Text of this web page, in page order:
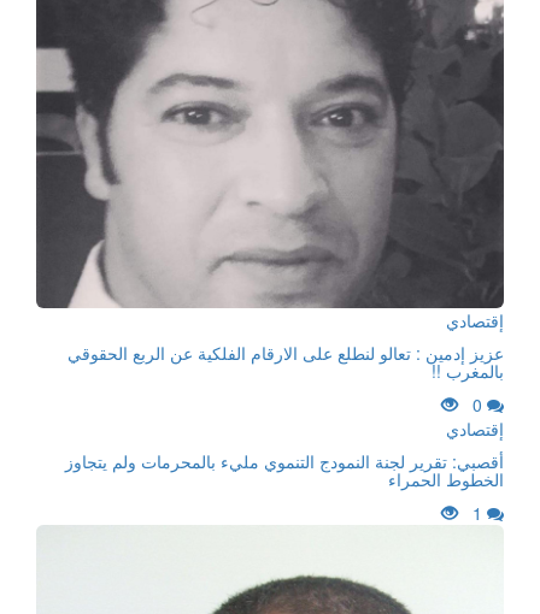
إقتصادي
عزيز إدمين : تعالو لنطلع على الارقام الفلكية عن الربع الحقوقي
بالمغرب !!
0
إقتصادي
أقصبي: تقرير لجنة النمودج التنموي مليء بالمحرمات ولم يتجاوز
الخطوط الحمراء
1